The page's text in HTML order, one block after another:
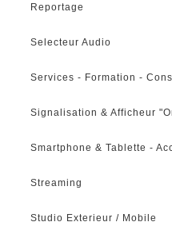
Reportage
Selecteur Audio
Services - Formation -
Signalisation & Afficheur
Smartphone & Tablette -
Streaming
Studio Exterieur / Mobile